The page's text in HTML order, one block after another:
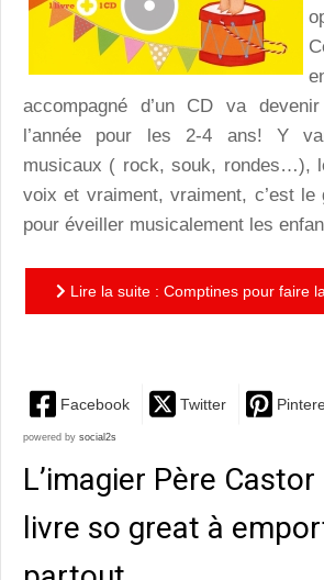
accompagné d’un CD va
l’année pour les 2-4 ans! Y
musicaux ( rock, souk, rondes…),
voix et vraiment, vraiment, c’est le
pour éveiller musicalement les
Lire la suite : Comptines pour faire
Facebook Twitter
powered by social2s
L’imagier Père
livre so great à